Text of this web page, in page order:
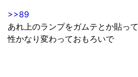
>>89
あれ上のランプをガムテとか貼っ
性かなり変わっておもろいで